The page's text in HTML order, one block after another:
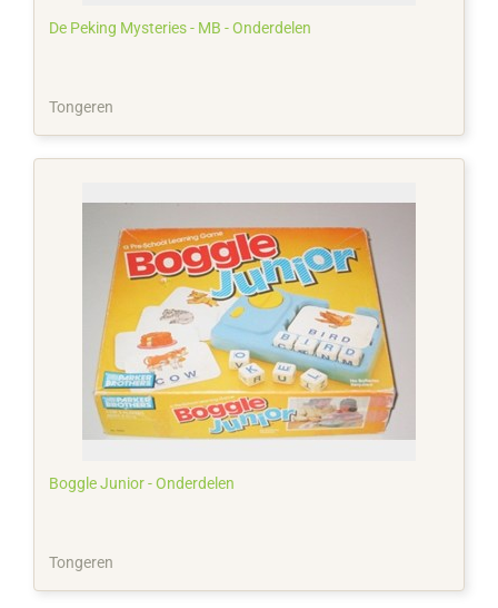
De Peking Mysteries - MB - Onderdelen
Tongeren
Boggle Junior - Onderdelen
Tongeren